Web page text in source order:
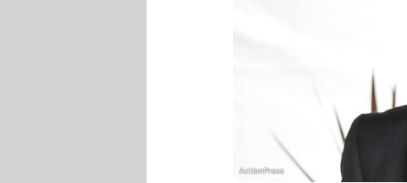
ActionPress